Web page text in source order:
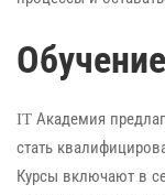
IT Академия
стать
Курсы включают в